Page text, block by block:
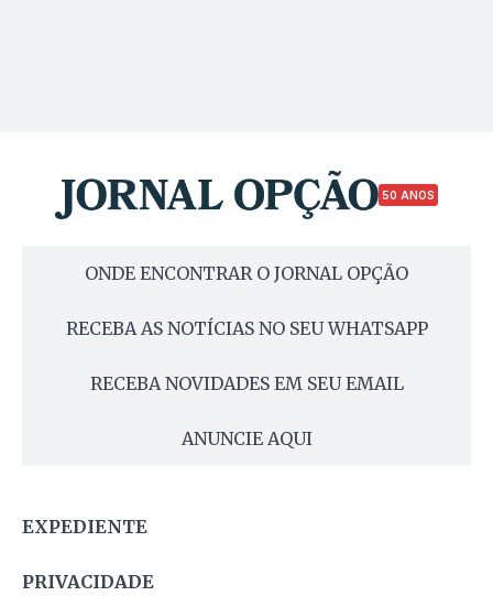
50 ANOS
ONDE ENCONTRAR O JORNAL OPÇÃO
RECEBA AS NOTÍCIAS NO SEU WHATSAPP
RECEBA NOVIDADES EM SEU EMAIL
ANUNCIE AQUI
EXPEDIENTE
PRIVACIDADE